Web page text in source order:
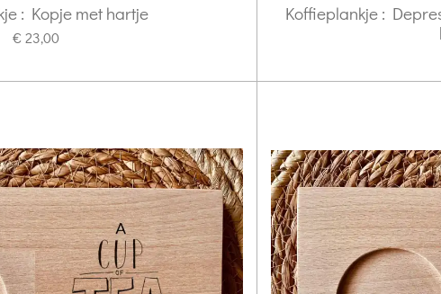
: Kopje met hartje
€ 23,00
Koffieplankje :